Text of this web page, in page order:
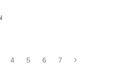
4 5 6 7